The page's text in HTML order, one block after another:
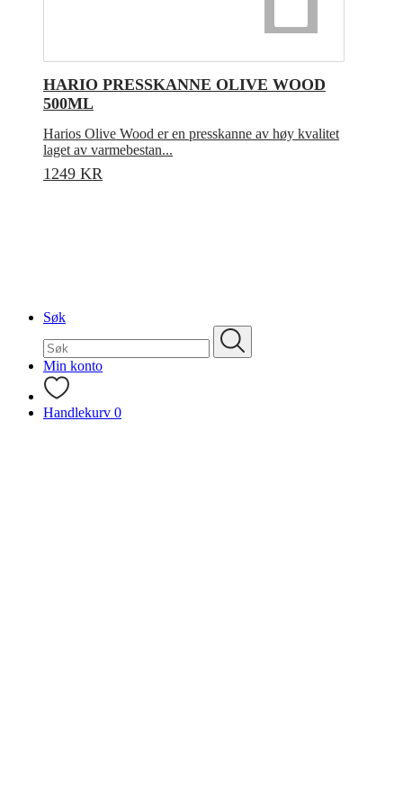
HARIO PRESSKANNE OLIVE WOOD
500ML
Harios Olive Wood er en presskanne av høy kvalitet
laget av varmebestan...
1249 KR
Søk
etter:
Min konto
Handlekurv 0